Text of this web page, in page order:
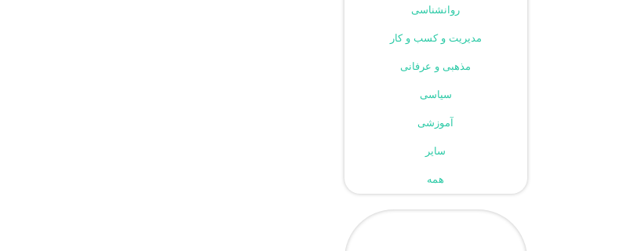
روانشناسی
مدیریت و کسب و کار
مذهبی و عرفانی
سیاسی
آموزشی
سایر
همه